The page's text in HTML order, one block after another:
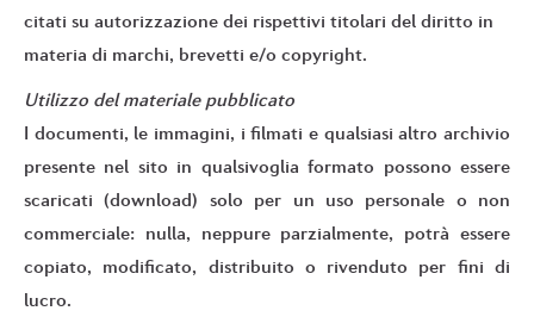
citati su autorizzazione dei rispettivi titolari del diritto in
materia di marchi, brevetti e/o copyright.
Utilizzo del materiale pubblicato
I documenti, le immagini, i filmati e qualsiasi altro archivio
presente nel sito in qualsivoglia formato possono essere
scaricati (download) solo per un uso personale o non
commerciale: nulla, neppure parzialmente, potrà essere
copiato, modificato, distribuito o rivenduto per fini di
lucro.